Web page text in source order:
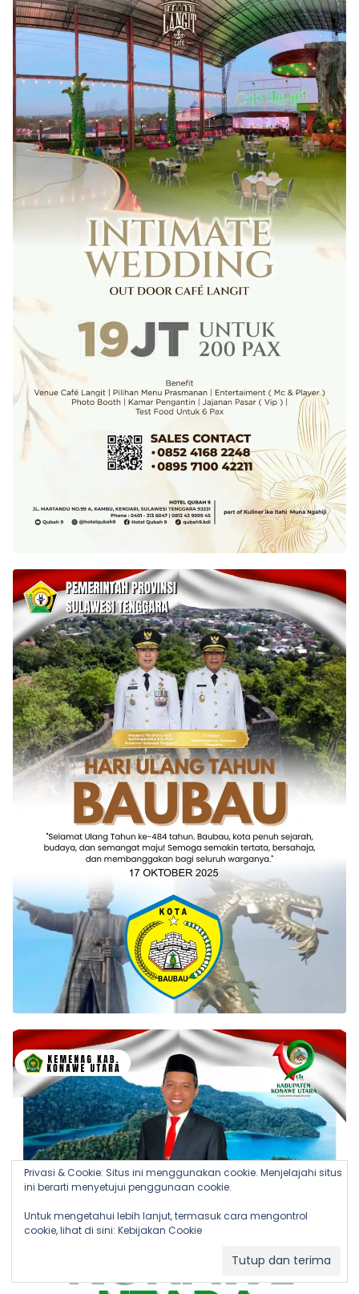
Privasi & Cookie: Situs ini menggunakan cookie. Menjelajahi situs
ini berarti menyetujui penggunaan cookie.
Untuk mengetahui lebih lanjut, termasuk cara mengontrol
cookie, lihat di sini: Kebijakan Cookie